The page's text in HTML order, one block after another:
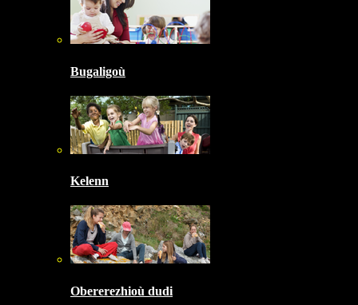
Bugaligoù
Kelenn
Obererezhioù dudi